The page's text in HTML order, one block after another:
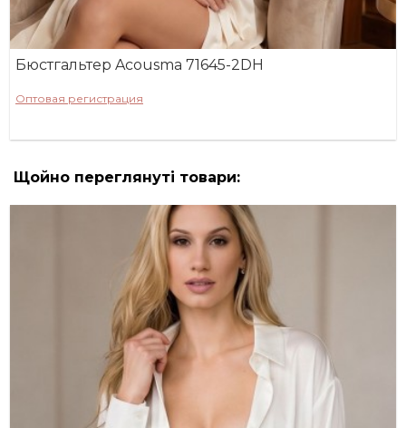
Бюстгальтер Acousma 71645-2DH
Оптовая регистрация
Щойно переглянуті товари: